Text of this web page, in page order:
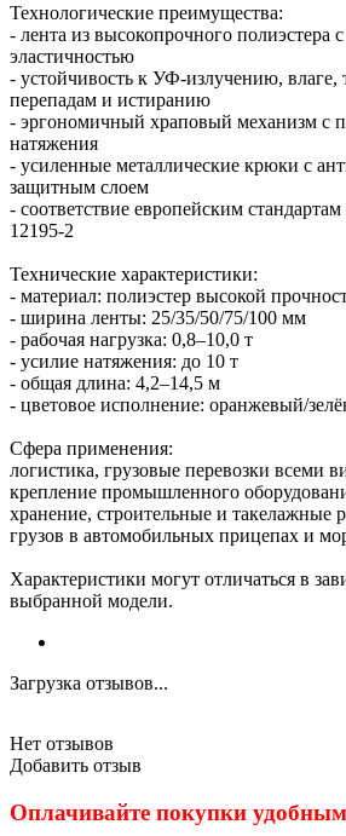
Технологические преимущества:
- лента из высокопрочного полиэстера
эластичностью
- устойчивость к УФ-излучению, влаге,
перепадам и истиранию
- эргономичный храповый механизм с
натяжения
- усиленные металлические крюки с
защитным слоем
- соответствие европейским
12195-2
Технические характеристики:
- материал: полиэстер высокой
- ширина ленты: 25/35/50/75/100 мм
- рабочая нагрузка: 0,8–10,0 т
- усилие натяжения: до 10 т
- общая длина: 4,2–14,5 м
- цветовое исполнение: оранжевый/
Сфера применения:
логистика, грузовые перевозки всеми
крепление промышленного
хранение, строительные и такелажные
грузов в автомобильных прицепах и
Характеристики могут отличаться в
выбранной модели.
Загрузка отзывов...
Нет отзывов
Добавить отзыв
Оплачивайте покупки